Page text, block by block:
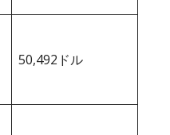
50,492ドル